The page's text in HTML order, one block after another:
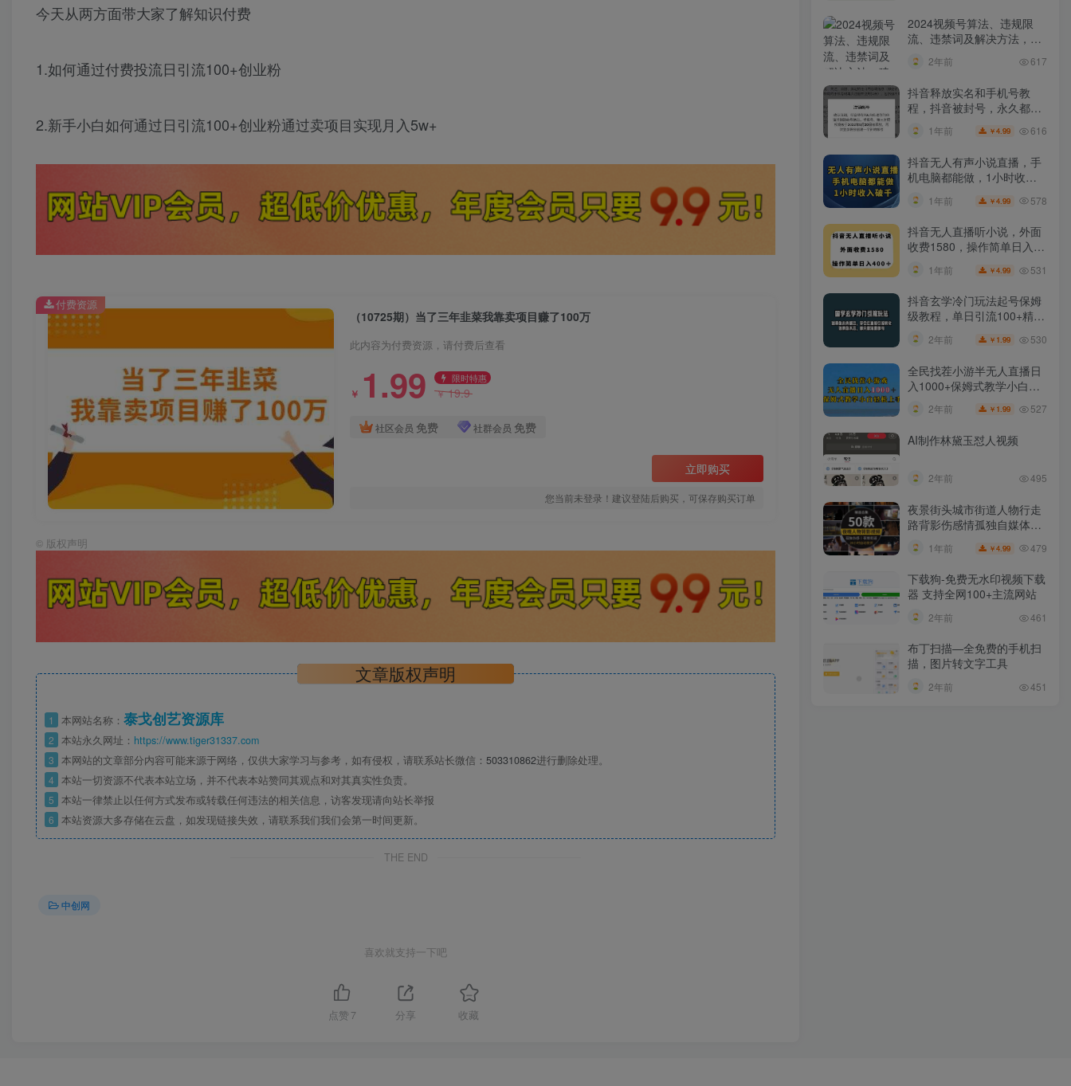
今天从两方面带大家了解知识付费
1.如何通过付费投流日引流100+创业粉
2.新手小白如何通过日引流100+创业粉通过卖项目实现月入5w+
（10725期）当了三年韭菜我靠卖项目赚了100万
此内容为付费资源，请付费后查看
￥ 1.99 限时特惠
￥19.9
社区会员 免费 社群会员 免费
立即购买
您当前未登录！建议登陆后购买，可保存购买订单
付费资源
© 版权声明
文章版权声明
1 本网站名称： 泰戈创艺资源库
2 本站永久网址： https://www.tiger31337.com
3 本网站的文章部分内容可能来源于网络，仅供大家学习与参考，如有侵权，请联系站长微信： 503310862进行删除处理。
4 本站一切资源不代表本站立场，并不代表本站赞同其观点和对其真实性负责。
5 本站一律禁止以任何方式发布或转载任何违法的相关信息，访客发现请向站长举报
6 本站资源大多存储在云盘，如发现链接失效，请联系我们我们会第一时间更新。
THE END
中创网
喜欢就支持一下吧
点赞 7 分享 收藏
2024视频号算法、违规限
流、违禁词及解决方法，建
2年前 617
抖音释放实名和手机号教
程，抖音被封号，永久都可
1年前 ￥4.99 616
抖音无人有声小说直播，手
机电脑都能做，1小时收入
1年前 ￥4.99 578
抖音无人直播听小说，外面
收费1580，操作简单日入
400+【揭秘】
1年前 ￥4.99 531
抖音玄学冷门玩法起号保姆
级教程，单日引流100+精准
玄学粉
2年前 ￥ 1.99 530
全民找茬小游半无人直播日
入1000+保姆式教学小白轻
2年前 ￥ 1.99 527
AI制作林黛玉怼人视频
2年前 495
夜景街头城市街道人物行走
路背影伤感情孤独自媒体抖
1年前 ￥4.99 479
下载狗-免费无水印视频下载
器 支持全网100+主流网站​
2年前 461
布丁扫描—全免费的手机扫
描，图片转文字工具
2年前 451